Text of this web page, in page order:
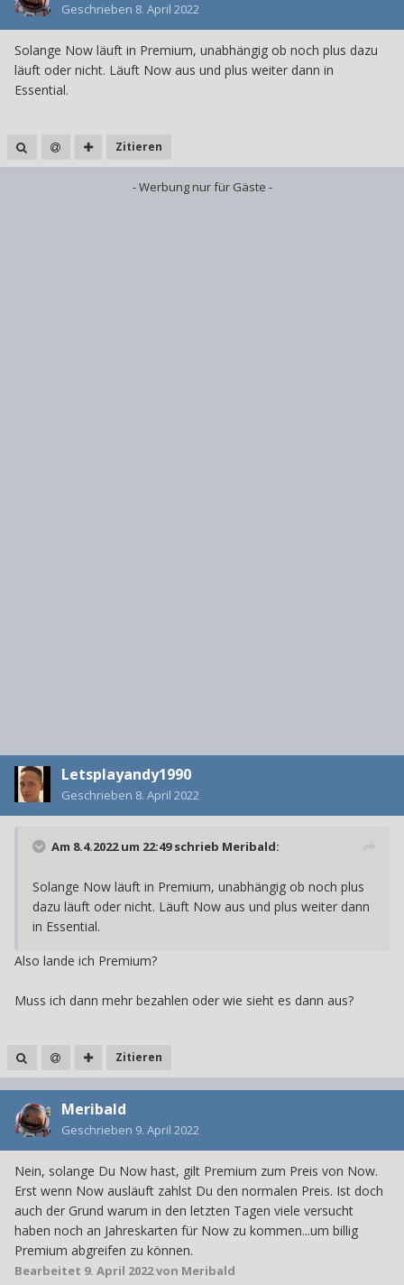
Geschrieben 8. April 2022
Solange Now läuft in Premium, unabhängig ob noch plus dazu
läuft oder nicht. Läuft Now aus und plus weiter dann in
Essential.
Zitieren
- Werbung nur für Gäste -
Letsplayandy1990
Geschrieben 8. April 2022
Am 8.4.2022 um 22:49 schrieb Meribald:
Solange Now läuft in Premium, unabhängig ob noch plus
dazu läuft oder nicht. Läuft Now aus und plus weiter dann
in Essential.
Also lande ich Premium?
Muss ich dann mehr bezahlen oder wie sieht es dann aus?
Zitieren
Meribald
Geschrieben 9. April 2022
Nein, solange Du Now hast, gilt Premium zum Preis von Now.
Erst wenn Now ausläuft zahlst Du den normalen Preis. Ist doch
auch der Grund warum in den letzten Tagen viele versucht
haben noch an Jahreskarten für Now zu kommen...um billig
Premium abgreifen zu können.
Bearbeitet 9. April 2022von Meribald